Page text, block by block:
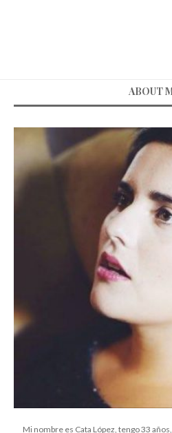
ABOUT
Mi nombre es Cata López, tengo 33